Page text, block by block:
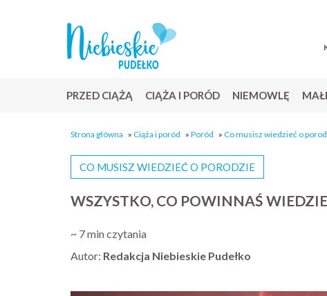
PRZED CIĄŻĄ CIĄŻA I PORÓD NIEMOWLĘ
Strona główna » Ciąża i poród » Poród » Co musisz wiedzieć o
WSZYSTKO, CO POWINNAŚ
CO MUSISZ WIEDZIEĆ O PORODZIE
~ 7 min czytania
Autor: Redakcja Niebieskie Pudełko